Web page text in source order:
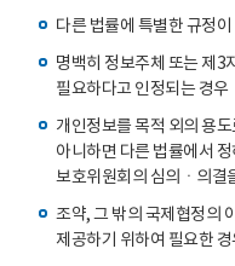
다른 법률에 특별한 규정
명백히 정보주체 또는 제3
필요하다고 인정되는 경우
개인정보를 목적 외의 용
아니하면 다른 법률에서
보호위원회의 심의ㆍ의결
조약, 그 밖의 국제협정의
제공하기 위하여 필요한 경